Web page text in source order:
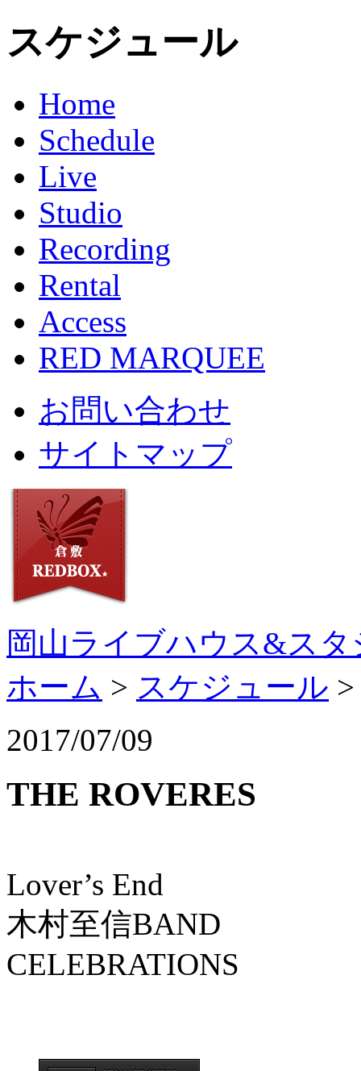
スケジュール
Home
Schedule
Live
Studio
Recording
Rental
Access
RED MARQUEE
お問い合わせ
サイトマップ
岡山ライブハウス&ス
ホーム > スケジュール
2017/07/09
THE ROVERES
Lover’s End
木村至信BAND
CELEBRATIONS